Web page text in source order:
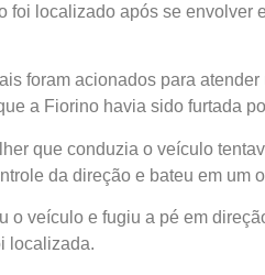
foi localizado após se envolver
foram acionados para
a Fiorino havia sido furtada
que conduzia o veículo
da direção e bateu em um
o veículo e fugiu a pé em
localizada.